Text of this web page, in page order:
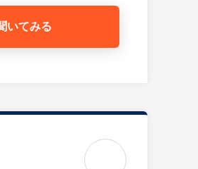
、労務業務を担っていた
できる就業規則の見直
いてみる